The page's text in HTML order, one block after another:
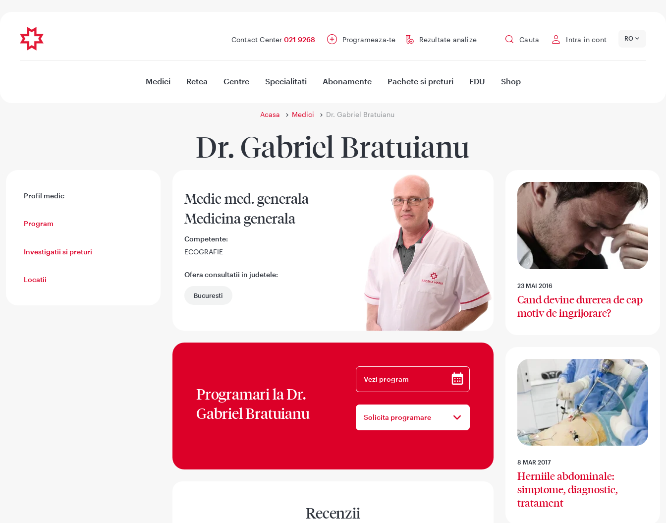
Contact Center 021 9268 Programeaza-te Rezultate analize Cauta Intra in cont RO
Medici Retea Centre Specialitati Abonamente Pachete si preturi EDU Shop
Acasa Medici Dr. Gabriel Bratuianu
Dr. Gabriel Bratuianu
Profil medic
Program
Investigatii si preturi
Locatii
Medic med. generala
Medicina generala
Competente:
ECOGRAFIE
Ofera consultatii in judetele:
Bucuresti
Programari laDr.
Gabriel Bratuianu
Vezi program
Solicita programare
Recenzii
23 MAI 2016
Cand devine durerea de cap
motiv de ingrijorare?
8 MAR 2017
Herniile abdominale:
simptome, diagnostic,
tratament